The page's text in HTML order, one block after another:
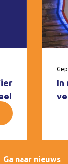
In
Ga naar nieuws